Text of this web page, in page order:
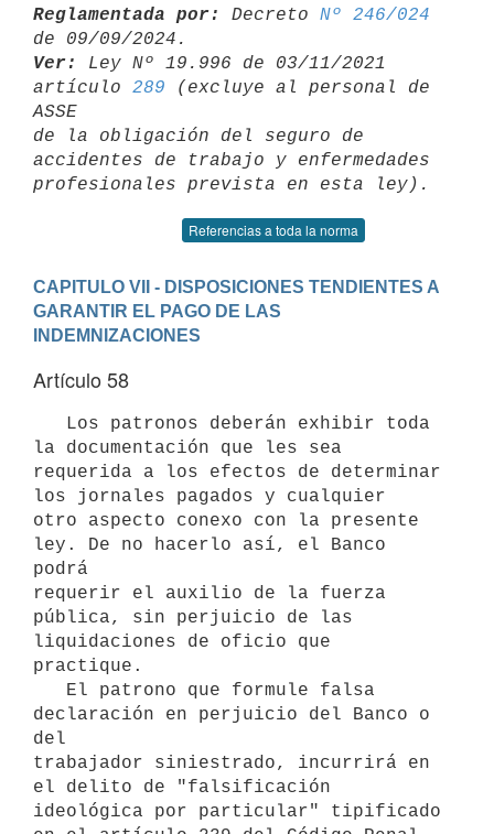
Reglamentada por: Decreto Nº 246/024
Ver:
Ley Nº 19.996 de 03/11/2021
artículo 289 (excluye al personal de
ASSE
de la obligación del seguro de
accidentes de trabajo y enfermedades
Referencias a toda la norma
CAPITULO VII - DISPOSICIONES TENDIENTES A
GARANTIR EL PAGO DE LAS
INDEMNIZACIONES
Artículo 58
la documentación que les sea
requerida a los efectos de determinar
los jornales pagados y cualquier
otro aspecto conexo con la presente
ley. De no hacerlo así, el Banco
podrá
requerir el auxilio de la fuerza
pública, sin perjuicio de las
liquidaciones de oficio que
practique.
declaración en perjuicio del Banco o
del
trabajador siniestrado, incurrirá en
el delito de "falsificación
ideológica por particular" tipificado